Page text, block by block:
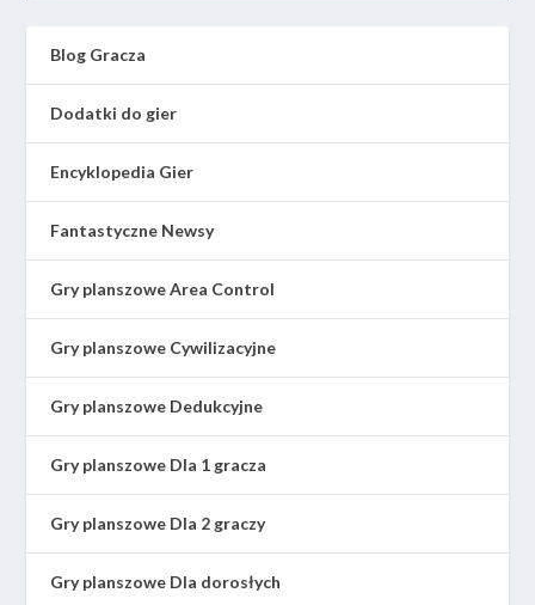
Blog Gracza
Dodatki do gier
Encyklopedia Gier
Fantastyczne Newsy
Gry planszowe Area Control
Gry planszowe Cywilizacyjne
Gry planszowe Dedukcyjne
Gry planszowe Dla 1 gracza
Gry planszowe Dla 2 graczy
Gry planszowe Dla dorosłych